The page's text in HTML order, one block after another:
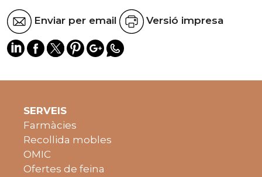
Enviar per email Versió impresa
SERVEIS
Farmàcies
Recollida mobles
OMIC
Ofertes de feina